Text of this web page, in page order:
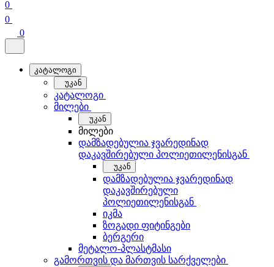
0
0
0
კატალოგი
უკან
კატალოგი
მილები
უკან
მილები
დამზადებულია ჯვარედინად
დაკავშირებული პოლიეთილენისგან
უკან
დამზადებულია ჯვარედინად
დაკავშირებული
პოლიეთილენისგან
იკმა
ზოგადი ფიტინგები
ბერგერი
მეტალო-პლასტმასი
გამორთვის და მართვის სარქველები